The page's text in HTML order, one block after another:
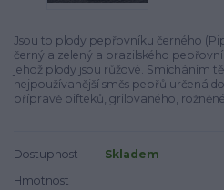
Jsou to plody pepřovníku černého
černý a zelený a brazilského
jehož plody jsou růžové. Smícháním
nejpoužívanější směs pepřů určená
přípravě bifteků, grilovaného,
Dostupnost
Skladem
Hmotnost